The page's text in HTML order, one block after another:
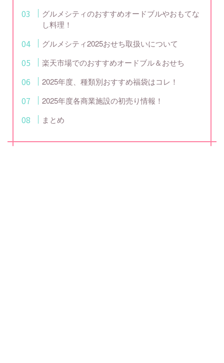
グルメシティのおすすめオードブルやおもてな
し料理！
グルメシティ2025おせち取扱いについて
楽天市場でのおすすめオードブル＆おせち
2025年度、種類別おすすめ福袋はコレ！
2025年度各商業施設の初売り情報！
まとめ